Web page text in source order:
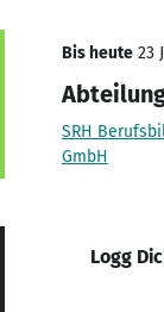
Bis heute 23
SRH
GmbH
Logg